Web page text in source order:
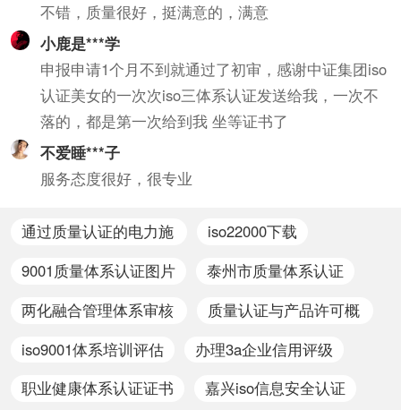
不错，质量很好，挺满意的，满意
小鹿是***学
申报申请1个月不到就通过了初审，感谢中证集团iso
认证美女的一次次iso三体系认证发送给我，一次不
落的，都是第一次给到我 坐等证书了
不爱睡***子
服务态度很好，很专业
通过质量认证的电力施
iso22000下载
9001质量体系认证图片
泰州市质量体系认证
两化融合管理体系审核
质量认证与产品许可概
iso9001体系培训评估
办理3a企业信用评级
职业健康体系认证证书
嘉兴iso信息安全认证